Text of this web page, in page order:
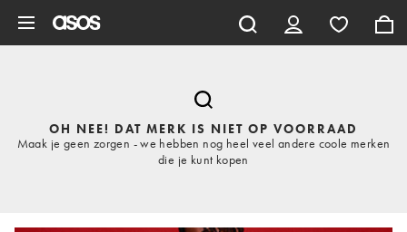
OH NEE! DAT MERK IS NIET OP VOORRAAD
Maak je geen zorgen - we hebben nog heel veel andere coole merken
die je kunt kopen